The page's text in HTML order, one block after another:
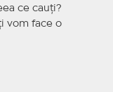
ce cauți?
vom face o